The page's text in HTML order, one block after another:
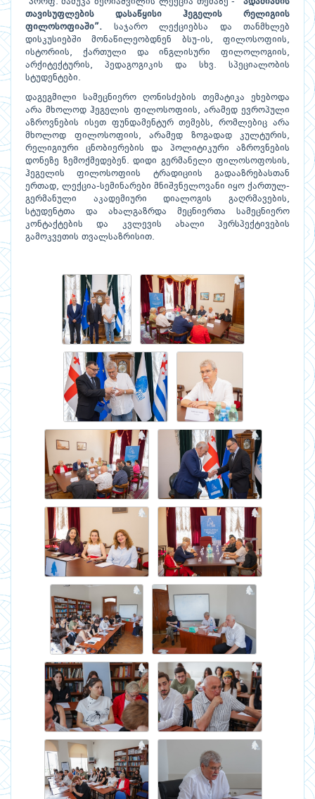
პროფ. მამუკა ბერიაშვილის ლექცია თემაზე - “ ადამიანის
თავისუფლების დასაწყისი ჰეგელის რელიგიის
ფილოსოფიაში”. საჯარო ლექციებსა და თანმხლებ
დისკუსიებში მონაწილეობდნენ ბსუ-ის, ფილოსოფიის,
ისტორიის, ქართული და ინგლისური ფილოლოგიის,
არქიტექტურის, პედაგოგიკის და სხვ. სპეციალობის
სტუდენტები.
დაგეგმილი სამეცნიერო ღონისძების თემატიკა ეხებოდა
არა მხოლოდ ჰეგელის ფილოსოფიის, არამედ ევროპული
აზროვნების ისეთ ფუნდამენტურ თემებს, რომლებიც არა
მხოლოდ ფილოსოფიის, არამედ ზოგადად კულტურის,
რელიგიური ცნობიერების და პოლიტიკური აზროვნების
დონეზე ზემოქმედებენ. დიდი გერმანელი ფილოსოფოსის,
ჰეგელის ფილოსოფიის ტრადიციის გადააზრებასთან
ერთად, ლექცია-სემინარები მნიშვნელოვანი იყო ქართულ-
გერმანული აკადემიური დიალოგის გაღრმავების,
სტუდენტთა და ახალგაზრდა მეცნიერთა სამეცნიერო
კონტაქტების და კვლევის ახალი პერსპექტივების
გამოკვეთის თვალსაზრისით.